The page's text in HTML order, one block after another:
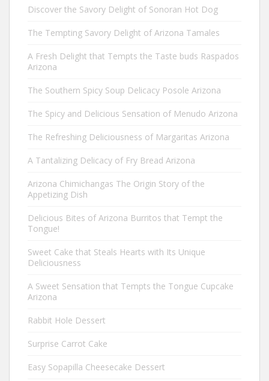
Discover the Savory Delight of Sonoran Hot Dog
The Tempting Savory Delight of Arizona Tamales
A Fresh Delight that Tempts the Taste buds Raspados
Arizona
The Southern Spicy Soup Delicacy Posole Arizona
The Spicy and Delicious Sensation of Menudo Arizona
The Refreshing Deliciousness of Margaritas Arizona
A Tantalizing Delicacy of Fry Bread Arizona
Arizona Chimichangas The Origin Story of the
Appetizing Dish
Delicious Bites of Arizona Burritos that Tempt the
Tongue!
Sweet Cake that Steals Hearts with Its Unique
Deliciousness
A Sweet Sensation that Tempts the Tongue Cupcake
Arizona
Rabbit Hole Dessert
Surprise Carrot Cake
Easy Sopapilla Cheesecake Dessert